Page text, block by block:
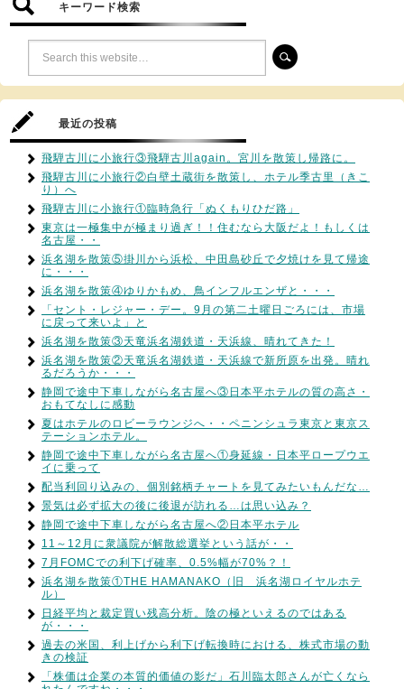
キーワード検索
最近の投稿
飛騨古川に小旅行③飛騨古川again。宮川を散策し帰路に。
飛騨古川に小旅行②白壁土蔵街を散策し、ホテル季古里（きこ
り）へ
飛騨古川に小旅行①臨時急行「ぬくもりひだ路」
東京は一極集中が極まり過ぎ！！住むなら大阪だよ！もしくは
名古屋・・
浜名湖を散策⑤掛川から浜松、中田島砂丘で夕焼けを見て帰途
に・・・
浜名湖を散策④ゆりかもめ、鳥インフルエンザと・・・
「セント・レジャー・デー。9月の第二土曜日ごろには、市場
に戻って来いよ」と
浜名湖を散策③天竜浜名湖鉄道・天浜線、晴れてきた！
浜名湖を散策②天竜浜名湖鉄道・天浜線で新所原を出発。晴れ
るだろうか・・・
静岡で途中下車しながら名古屋へ③日本平ホテルの質の高さ・
おもてなしに感動
夏はホテルのロビーラウンジへ・・ペニンシュラ東京と東京ス
テーションホテル。
静岡で途中下車しながら名古屋へ①身延線・日本平ロープウエ
イに乗って
配当利回り込みの、個別銘柄チャートを見てみたいもんだな…
景気は必ず拡大の後に後退が訪れる…は思い込み？
静岡で途中下車しながら名古屋へ②日本平ホテル
11～12月に衆議院が解散総選挙という話が・・
7月FOMCでの利下げ確率、0.5%幅が70%？！
浜名湖を散策①THE HAMANAKO（旧 浜名湖ロイヤルホテ
ル）
日経平均と裁定買い残高分析。陰の極といえるのではある
が・・・
過去の米国、利上げから利下げ転換時における、株式市場の動
きの検証
「株価は企業の本質的価値の影だ」石川臨太郎さんが亡くなら